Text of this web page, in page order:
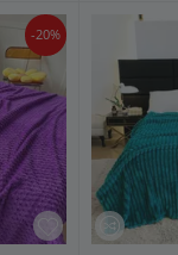
-20%